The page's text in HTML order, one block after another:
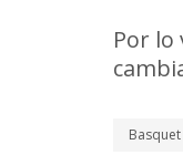
Por
Basquet